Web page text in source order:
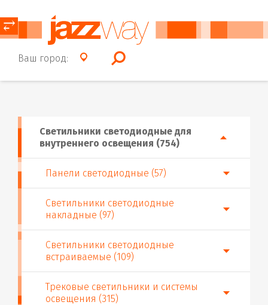
Ваш город:
⥂
Светильники светодиодные для
внутреннего освещения (754)
Панели светодиодные (57)
Светильники светодиодные
накладные (97)
Светильники светодиодные
встраиваемые (109)
Трековые светильники и системы
освещения (315)